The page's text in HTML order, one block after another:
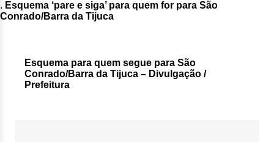
. Esquema ‘pare e siga’ para quem for para São
Conrado/Barra da Tijuca
Esquema para quem segue para São
Conrado/Barra da Tijuca – Divulgação /
Prefeitura